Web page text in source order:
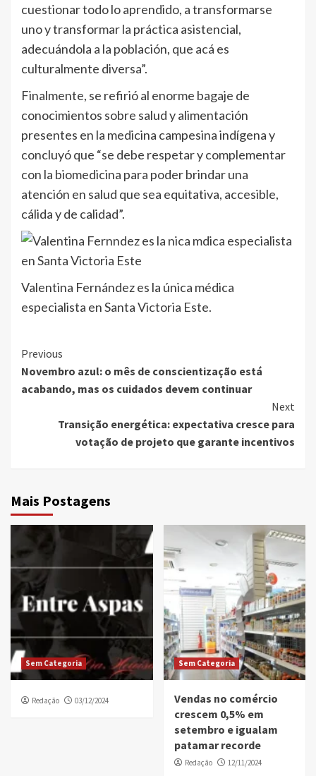
cuestionar todo lo aprendido, a transformarse
uno y transformar la práctica asistencial,
adecuándola a la población, que acá es
culturalmente diversa”.
Finalmente, se refirió al enorme bagaje de
conocimientos sobre salud y alimentación
presentes en la medicina campesina indígena y
concluyó que “se debe respetar y complementar
con la biomedicina para poder brindar una
atención en salud que sea equitativa, accesible,
cálida y de calidad”.
Valentina Fernández es la única médica
especialista en Santa Victoria Este.
Continue
Reading
Previous
Novembro azul: o mês de conscientização está
acabando, mas os cuidados devem continuar
Next
Transição energética: expectativa cresce para
votação de projeto que garante incentivos
Mais Postagens
Sem Categoria
Redação 03/12/2024
Sem Categoria
Vendas no comércio
crescem 0,5% em
setembro e igualam
patamar recorde
Redação 12/11/2024